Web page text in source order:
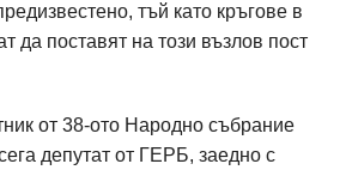
тъй като кръгове в
да поставят на този възлов пост
от 38-ото Народно събрание
депутат от ГЕРБ, заедно с